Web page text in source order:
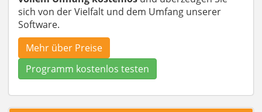
sich von der Vielfalt und dem Umfang unserer
Software.
Mehr über Preise
Programm kostenlos testen